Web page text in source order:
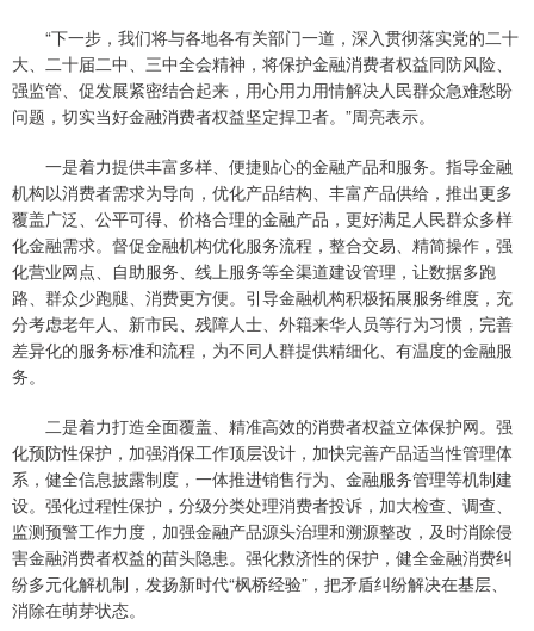
“下一步，我们将与各地各有关部门一道，深入贯彻落实党的二十
大、二十届二中、三中全会精神，将保护金融消费者权益同防风险、
强监管、促发展紧密结合起来，用心用力用情解决人民群众急难愁盼
问题，切实当好金融消费者权益坚定捍卫者。”周亮表示。
一是着力提供丰富多样、便捷贴心的金融产品和服务。指导金融
机构以消费者需求为导向，优化产品结构、丰富产品供给，推出更多
覆盖广泛、公平可得、价格合理的金融产品，更好满足人民群众多样
化金融需求。督促金融机构优化服务流程，整合交易、精简操作，强
化营业网点、自助服务、线上服务等全渠道建设管理，让数据多跑
路、群众少跑腿、消费更方便。引导金融机构积极拓展服务维度，充
分考虑老年人、新市民、残障人士、外籍来华人员等行为习惯，完善
差异化的服务标准和流程，为不同人群提供精细化、有温度的金融服
务。
二是着力打造全面覆盖、精准高效的消费者权益立体保护网。强
化预防性保护，加强消保工作顶层设计，加快完善产品适当性管理体
系，健全信息披露制度，一体推进销售行为、金融服务管理等机制建
设。强化过程性保护，分级分类处理消费者投诉，加大检查、调查、
监测预警工作力度，加强金融产品源头治理和溯源整改，及时消除侵
害金融消费者权益的苗头隐患。强化救济性的保护，健全金融消费纠
纷多元化解机制，发扬新时代“枫桥经验”，把矛盾纠纷解决在基层、
消除在萌芽状态。